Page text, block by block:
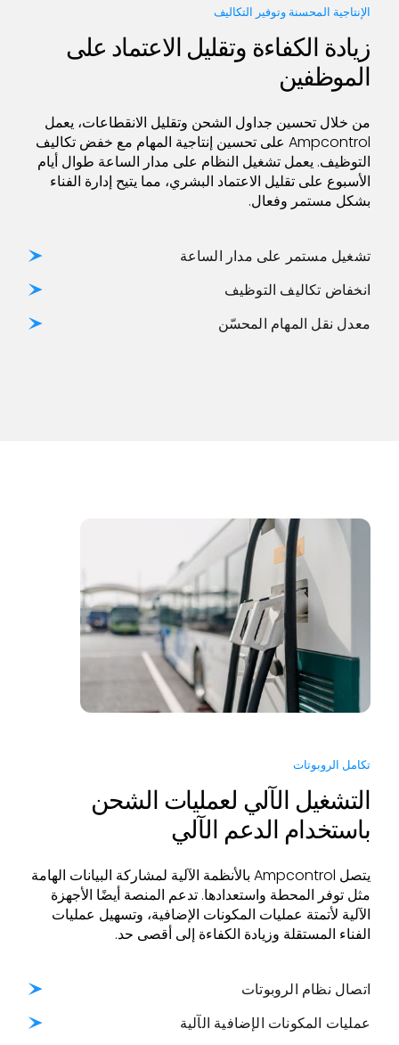
الإنتاجية المحسنة وتوفير التكاليف
زيادة الكفاءة وتقليل الاعتماد على
الموظفين
من خلال تحسين جداول الشحن وتقليل الانقطاعات، يعمل
Ampcontrol على تحسين إنتاجية المهام مع خفض تكاليف
التوظيف. يعمل تشغيل النظام على مدار الساعة طوال أيام
الأسبوع على تقليل الاعتماد البشري، مما يتيح إدارة الفناء
بشكل مستمر وفعال.
تشغيل مستمر على مدار الساعة
انخفاض تكاليف التوظيف
معدل نقل المهام المحسّن
تكامل الروبوتات
التشغيل الآلي لعمليات الشحن
باستخدام الدعم الآلي
يتصل Ampcontrol بالأنظمة الآلية لمشاركة البيانات الهامة
مثل توفر المحطة واستعدادها. تدعم المنصة أيضًا الأجهزة
الآلية لأتمتة عمليات المكونات الإضافية، وتسهيل عمليات
الفناء المستقلة وزيادة الكفاءة إلى أقصى حد.
اتصال نظام الروبوتات
عمليات المكونات الإضافية الآلية